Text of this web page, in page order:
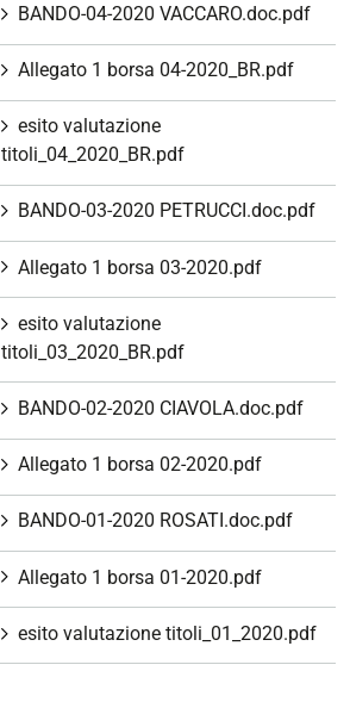
BANDO-04-2020 VACCARO.doc.pdf
Allegato 1 borsa 04-2020_BR.pdf
esito valutazione
titoli_04_2020_BR.pdf
BANDO-03-2020 PETRUCCI.doc.pdf
Allegato 1 borsa 03-2020.pdf
esito valutazione
titoli_03_2020_BR.pdf
BANDO-02-2020 CIAVOLA.doc.pdf
Allegato 1 borsa 02-2020.pdf
BANDO-01-2020 ROSATI.doc.pdf
Allegato 1 borsa 01-2020.pdf
esito valutazione titoli_01_2020.pdf